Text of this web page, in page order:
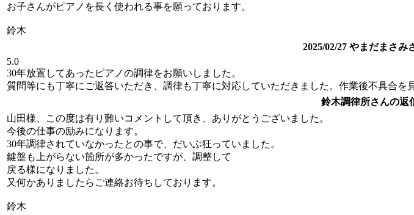
お子さんがピアノを長く使われる事を願っております。
鈴木
2025/02/27 やまだまさみ
5.0
30年放置してあったピアノの調律をお願いしました。
質問等にも丁寧にご返答いただき、調律も丁寧に対応していただきました。作業後不具合
鈴木調律所さんの返
山田様、この度は有り難いコメントして頂き、ありがとうございました。
今後の仕事の励みになります。
30年調律されていなかったとの事で、だいぶ狂っていました。
鍵盤も上がらない箇所が多かったですが、調整して
戻る様になりました。
又何かありましたらご連絡お待ちしております。
鈴木